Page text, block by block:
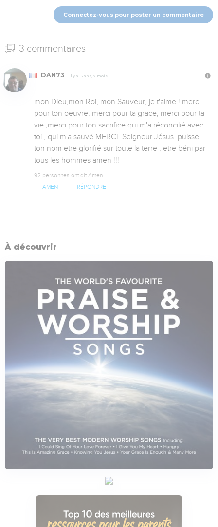
Connectez-vous pour poster un commentaire
3 commentaires
DAN73 Il y a 15 ans, 7 mois
mon Dieu,mon Roi, mon Sauveur, je t'aime ! merci
pour ton oeuvre, merci pour ta grace, merci pour ta
vie ,merci pour ton sacrifice qui m'a réconcilié avec
toi , qui m'a sauvé MERCI  Seigneur Jésus  puisse
ton nom etre glorifié sur toute la terre , etre béni par
tous les hommes amen !!!
92 personnes ont dit Amen
AMEN RÉPONDRE
À découvrir